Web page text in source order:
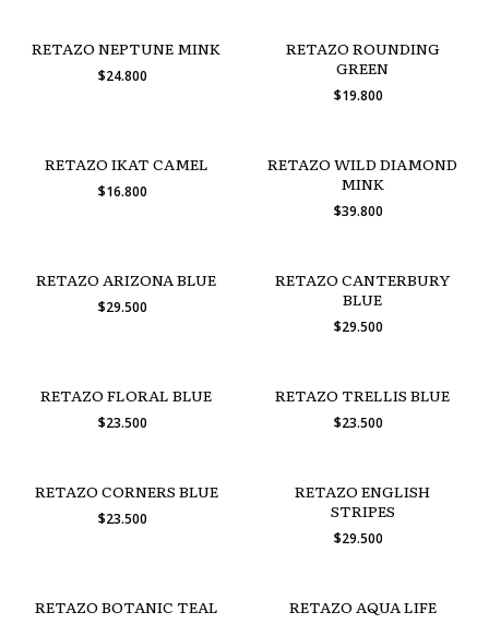
RETAZO NEPTUNE MINK
$24.800
RETAZO ROUNDING
GREEN
$19.800
RETAZO IKAT CAMEL
$16.800
RETAZO WILD DIAMOND
MINK
$39.800
RETAZO ARIZONA BLUE
$29.500
RETAZO CANTERBURY
BLUE
$29.500
RETAZO FLORAL BLUE
$23.500
RETAZO TRELLIS BLUE
$23.500
RETAZO CORNERS BLUE
$23.500
RETAZO ENGLISH
STRIPES
$29.500
RETAZO BOTANIC TEAL RETAZO AQUA LIFE